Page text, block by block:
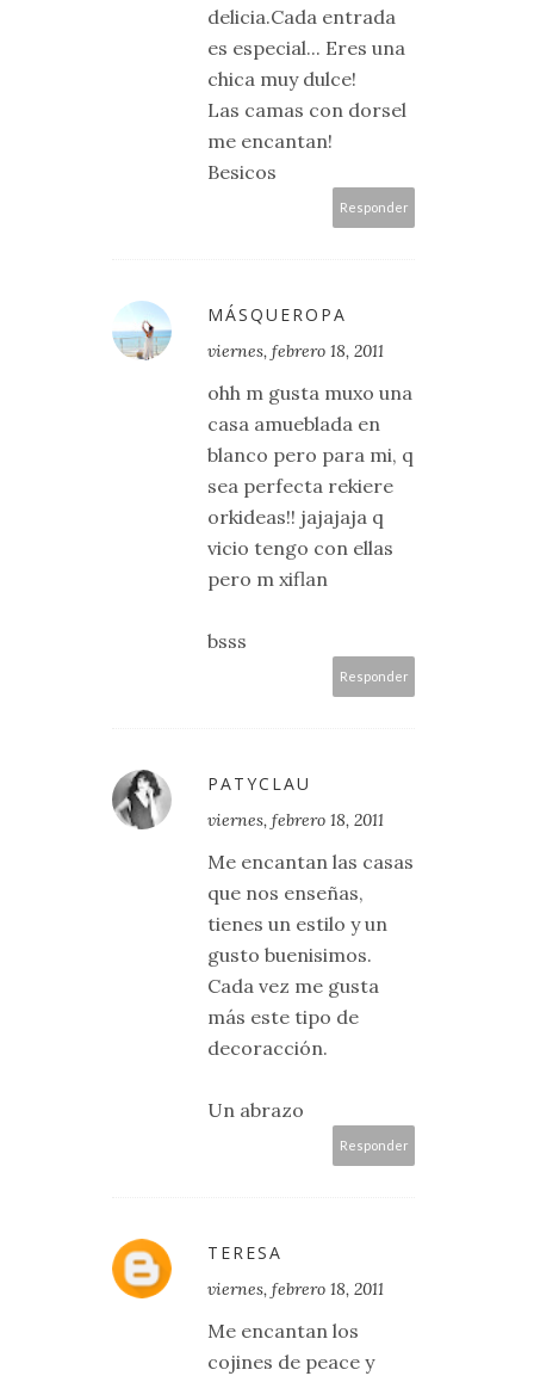
delicia.Cada entrada
es especial... Eres una
chica muy dulce!
Las camas con dorsel
me encantan!
Besicos
Responder
MÁSQUEROPA
viernes, febrero 18, 2011
ohh m gusta muxo una
casa amueblada en
blanco pero para mi, q
sea perfecta rekiere
orkideas!! jajajaja q
vicio tengo con ellas
pero m xiflan
bsss
Responder
PATYCLAU
viernes, febrero 18, 2011
Me encantan las casas
que nos enseñas,
tienes un estilo y un
gusto buenisimos.
Cada vez me gusta
más este tipo de
decoracción.
Un abrazo
Responder
TERESA
viernes, febrero 18, 2011
Me encantan los
cojines de peace y